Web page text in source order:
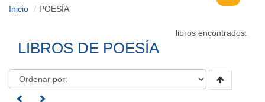
Inicio POESÍA
libros encontrados.
LIBROS DE POESÍA